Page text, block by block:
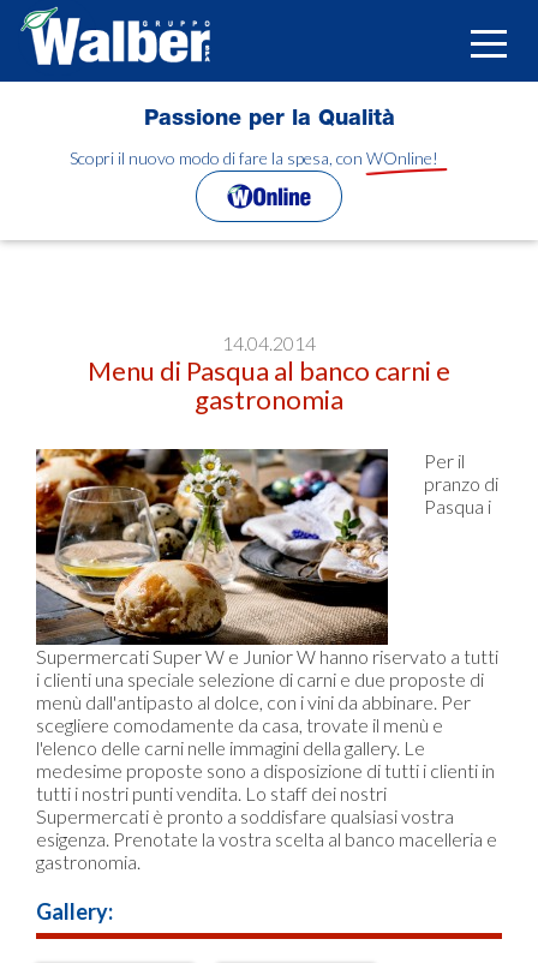
Salta
contenuto
Toggle
Passione per la Qualità
Scopri il nuovo modo di fare la spesa, con WOnline!
14.04.2014
Menu di Pasqua al banco carni e
gastronomia
Per il
pranzo di
Pasqua i
Supermercati Super W e Junior W hanno riservato a tutti
i clienti una speciale selezione di carni e due proposte di
menù dall'antipasto al dolce, con i vini da abbinare. Per
scegliere comodamente da casa, trovate il menù e
l'elenco delle carni nelle immagini della gallery. Le
medesime proposte sono a disposizione di tutti i clienti in
tutti i nostri punti vendita. Lo staff dei nostri
Supermercati è pronto a soddisfare qualsiasi vostra
esigenza. Prenotate la vostra scelta al banco macelleria e
gastronomia.
Gallery: